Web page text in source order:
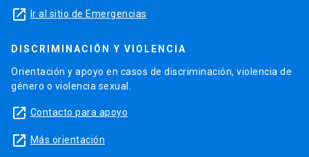
launch Ir al sitio de Emergencias
DISCRIMINACIÓN Y VIOLENCIA
Orientación y apoyo en casos de discriminación, violencia de
género o violencia sexual.
launch Contacto para apoyo
launch Más orientación